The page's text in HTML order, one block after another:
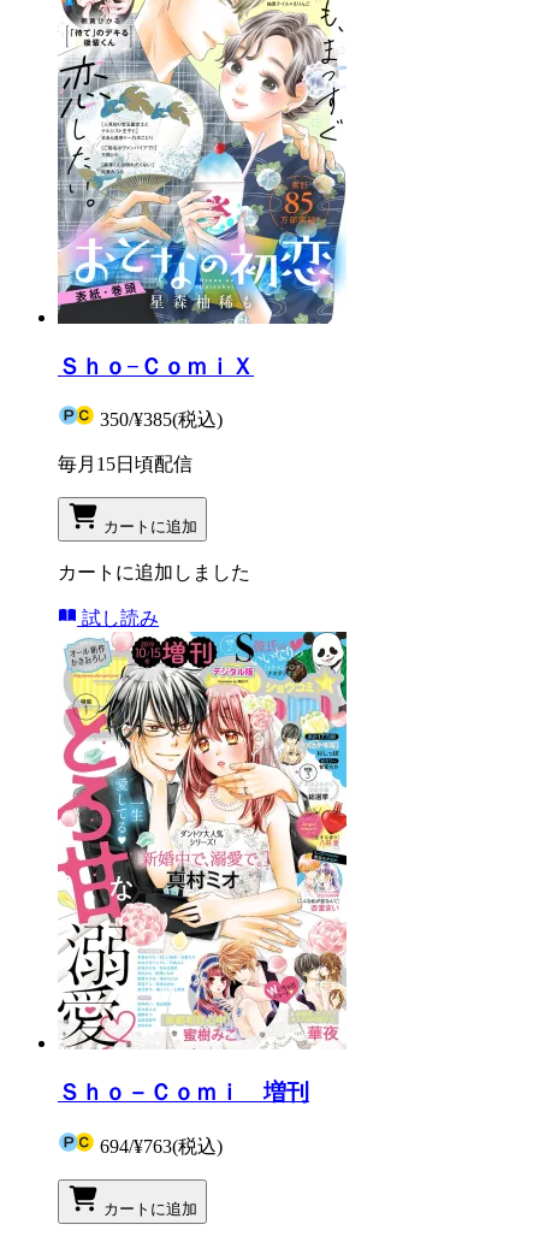
Ｓｈｏ−ＣｏｍｉＸ
350/¥385(税込)
毎月15日頃配信
カートに追加
カートに追加しました
試し読み
Ｓｈｏ－Ｃｏｍｉ 増刊
694/¥763(税込)
カートに追加